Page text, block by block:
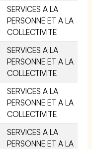
SERVICES A LA
PERSONNE ET A LA
COLLECTIVITE
SERVICES A LA
PERSONNE ET A LA
COLLECTIVITE
SERVICES A LA
PERSONNE ET A LA
COLLECTIVITE
SERVICES A LA
PERSONNE ET A LA